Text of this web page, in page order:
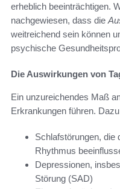
erheblich beeinträchtigen.
nachgewiesen, dass die
weitreichend sein können
psychische
Die Auswirkungen von
Ein unzureichendes Maß
Erkrankungen führen.
Schlafstörungen, die
Rhythmus
Depressionen,
Störung (SAD)